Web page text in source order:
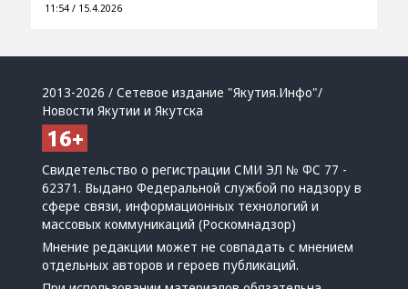
11:54 / 15.4.2026
2013-2026 / Сетевое издание "Якутия.Инфо"/
Новости Якутии и Якутска
Свидетельство о регистрации СМИ ЭЛ № ФС 77 -
62371. Выдано Федеральной службой по надзору в
сфере связи, информационных технологий и
массовых коммуникаций (Роскомнадзор)
Мнение редакции может не совпадать с мнением
отдельных авторов и героев публикаций.